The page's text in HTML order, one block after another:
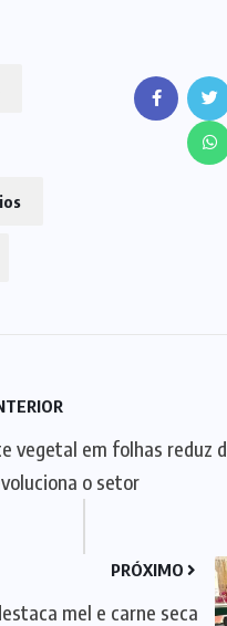
vegetal em folhas reduz
o setor
PRÓXIMO
mel e carne seca